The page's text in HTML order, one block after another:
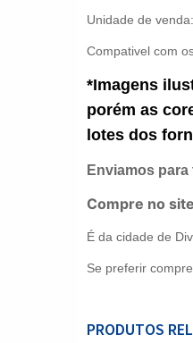
Unidade de
Compativel com
*Imagens
porém as
lotes dos
Enviamos
Compre no
É da cidade de
Se preferir
PRODUTOS